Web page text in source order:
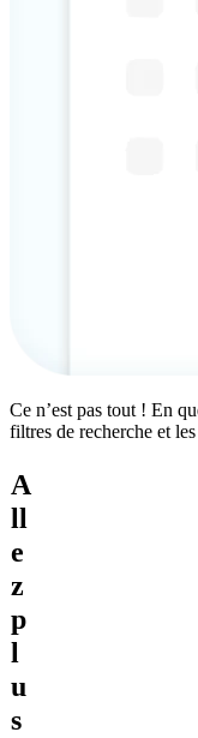
Ce n’est pas tout ! En
filtres de recherche et
A
ll
e
z
p
l
u
s